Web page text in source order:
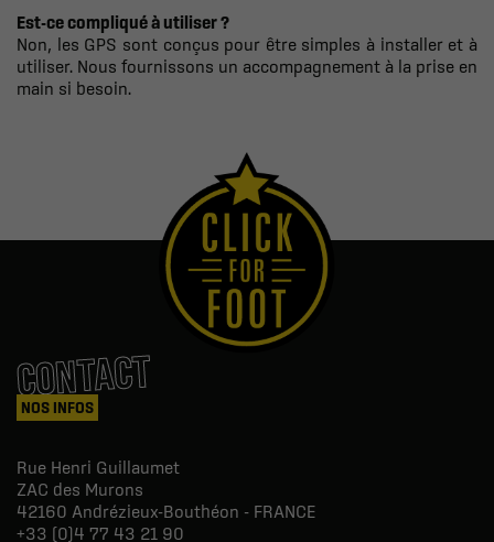
Est-ce compliqué à utiliser ?
Non, les GPS sont conçus pour être simples à installer et à
utiliser. Nous fournissons un accompagnement à la prise en
main si besoin.
CONTACT
NOS INFOS
Rue Henri Guillaumet
ZAC des Murons
42160 Andrézieux-Bouthéon - FRANCE
+33 (0)4 77 43 21 90